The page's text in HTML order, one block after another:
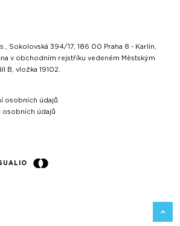
Sokolovská 394/17, 186 00 Praha 8 - Karlín,
v obchodním rejstříku vedeném Městským
B, vložka 19102.
osobních údajů
osobních údajů
ZPĚT